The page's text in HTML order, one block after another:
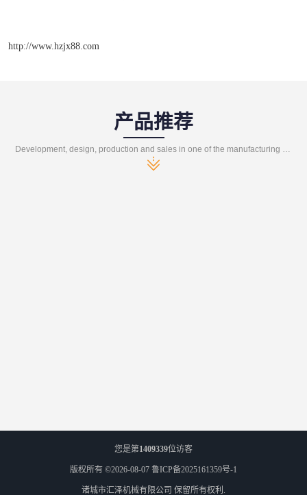
http://www.hzjx88.com
产品推荐
您是第1409339位访客
版权所有 ©2026-08-07 鲁ICP备2025161359号-1
诸城市汇泽机械有限公司 保留所有权利.